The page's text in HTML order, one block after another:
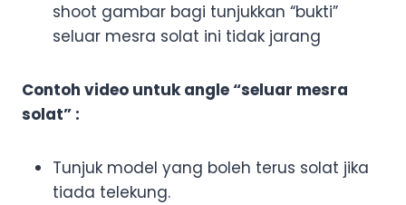
shoot gambar bagi tunjukkan “bukti”
seluar mesra solat ini tidak jarang
Contoh video untuk angle “seluar mesra
solat” :
Tunjuk model yang boleh terus solat jika
tiada telekung.